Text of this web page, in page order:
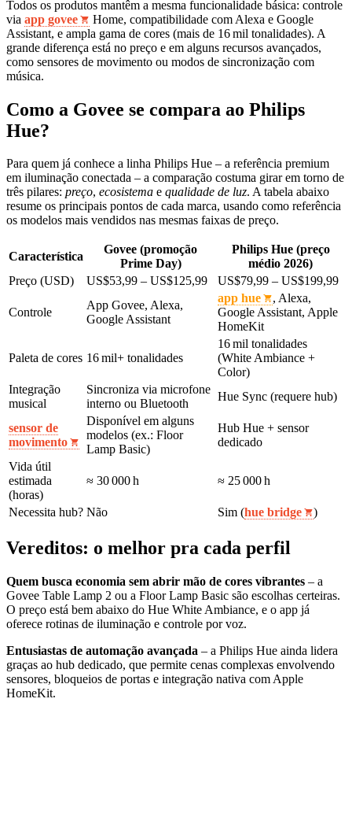
Todos os produtos mantêm a mesma funcionalidade básica: controle
via app govee
Home, compatibilidade com Alexa e Google
Assistant, e ampla gama de cores (mais de 16 mil tonalidades). A
grande diferença está no preço e em alguns recursos avançados,
como sensores de movimento ou modos de sincronização com
música.
Como a Govee se compara ao Philips
Hue?
Para quem já conhece a linha Philips Hue – a referência premium
em iluminação conectada – a comparação costuma girar em torno de
três pilares: preço, ecosistema e qualidade de luz. A tabela abaixo
resume os principais pontos de cada marca, usando como referência
os modelos mais vendidos nas mesmas faixas de preço.
Característica
Govee (promoção
Prime Day)
Philips Hue (preço
médio 2026)
Preço (USD)
US$53,99 – US$125,99 US$79,99 – US$199,99
Controle
App Govee, Alexa,
Google Assistant
app hue
, Alexa,
Google Assistant, Apple
HomeKit
Paleta de cores 16 mil+ tonalidades
16 mil tonalidades
(White Ambiance +
Color)
Integração
musical
Sincroniza via microfone
interno ou Bluetooth
Hue Sync (requere hub)
sensor de
movimento
Disponível em alguns
modelos (ex.: Floor
Lamp Basic)
Hub Hue + sensor
dedicado
Vida útil
estimada
(horas)
≈ 30 000 h ≈ 25 000 h
Necessita hub? Não Sim (hue bridge )
Vereditos: o melhor pra cada perfil
Quem busca economia sem abrir mão de cores vibrantes – a
Govee Table Lamp 2 ou a Floor Lamp Basic são escolhas certeiras.
O preço está bem abaixo do Hue White Ambiance, e o app já
oferece rotinas de iluminação e controle por voz.
Entusiastas de automação avançada – a Philips Hue ainda lidera
graças ao hub dedicado, que permite cenas complexas envolvendo
sensores, bloqueios de portas e integração nativa com Apple
HomeKit.